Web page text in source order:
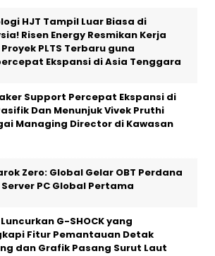
HJT Tampil Luar Biasa di
Risen Energy Resmikan Kerja
PLTS Terbaru guna
Ekspansi di Asia Tenggara
Support Percepat Ekspansi di
Dan Menunjuk Vivek Pruthi
Managing Director di Kawasan
Zero: Global Gelar OBT Perdana
PC Global Pertama
G-SHOCK yang
Fitur Pemantauan Detak
dan Grafik Pasang Surut Laut